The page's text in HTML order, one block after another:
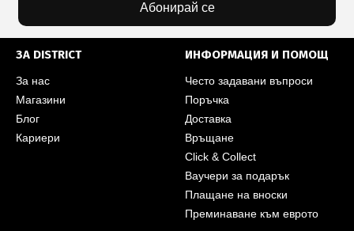
Абонирай се
ЗА DISTRICT
За нас
Магазини
Блог
Кариери
ИНФОРМАЦИЯ И ПОМОЩ
Често задавани въпроси
Поръчка
Доставка
Връщане
Click & Collect
Ваучери за подарък
Плащане на вноски
Преминаване към еврото